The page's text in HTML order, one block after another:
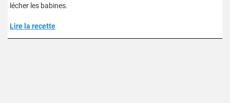
lécher les babines.
Lire la recette